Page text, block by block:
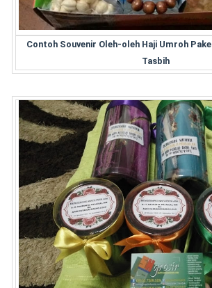
Contoh Souvenir Oleh-oleh Haji Umroh
Tasbih